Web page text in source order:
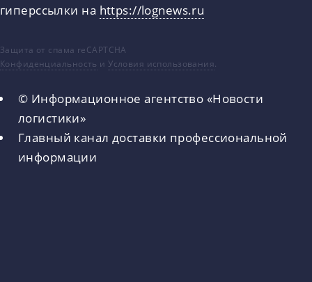
гиперссылки на https://lognews.ru
Защита от спама reCAPTCHA
Конфиденциальность иУсловия использования.
© Информационное агентство «Новости
логистики»
Главный канал доставки профессиональной
информации